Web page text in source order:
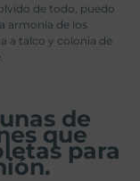
de todo, puedo
armonía de los
a talco y colonia de
de
que
para